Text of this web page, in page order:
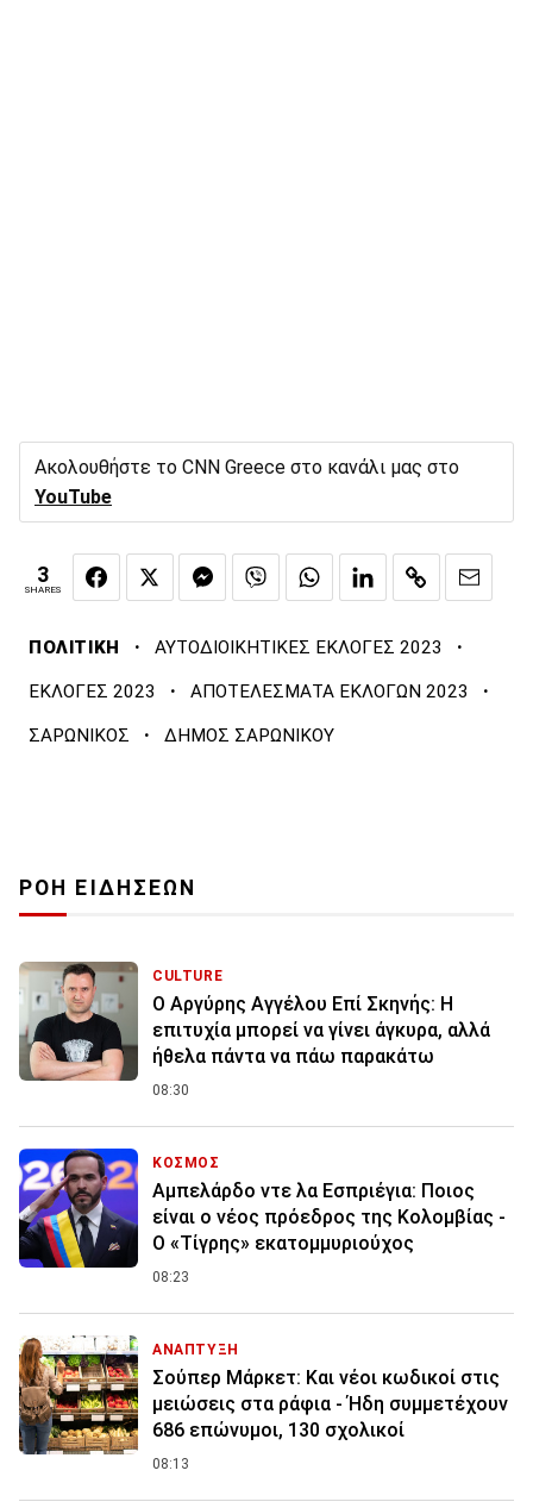
Ακολουθήστε το CNN Greece στο κανάλι μας στο
YouTube
3
SHARES
ΠΟΛΙΤΙΚΗ · ΑΥΤΟΔΙΟΙΚΗΤΙΚΕΣ ΕΚΛΟΓΕΣ 2023 ·
ΕΚΛΟΓΕΣ 2023 · ΑΠΟΤΕΛΕΣΜΑΤΑ ΕΚΛΟΓΩΝ 2023 ·
ΣΑΡΩΝΙΚΟΣ · ΔΗΜΟΣ ΣΑΡΩΝΙΚΟΥ
ΡΟΗ ΕΙΔΗΣΕΩΝ
CULTURE
Ο Αργύρης Αγγέλου Επί Σκηνής: Η
επιτυχία μπορεί να γίνει άγκυρα, αλλά
ήθελα πάντα να πάω παρακάτω
08:30
ΚΟΣΜΟΣ
Αμπελάρδο ντε λα Εσπριέγια: Ποιος
είναι ο νέος πρόεδρος της Κολομβίας -
Ο «Τίγρης» εκατομμυριούχος
08:23
ΑΝΑΠΤΥΞΗ
Σούπερ Μάρκετ: Και νέοι κωδικοί στις
μειώσεις στα ράφια - Ήδη συμμετέχουν
686 επώνυμοι, 130 σχολικοί
08:13